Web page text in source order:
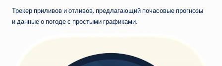
Трекер приливов и отливов, предлагающий почасовые прогнозы
и данные о погоде с простыми графиками.